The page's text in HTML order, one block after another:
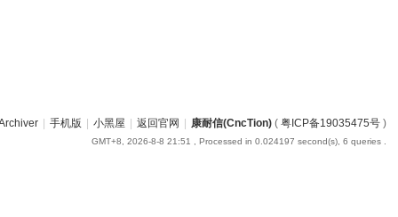
| 手机版 | 小黑屋 | 返回官网 | 康耐信(CncTion)( 粤ICP备19035475号)
GMT+8, 2026-8-8 21:51 , Processed in 0.024197 second(s), 6 queries .